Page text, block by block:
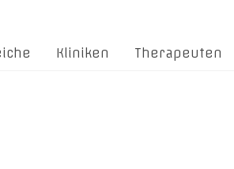
Kliniken Therapeuten